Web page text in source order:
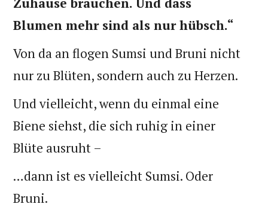
Blumen mehr sind als nur hübsch.“
Von da an flogen Sumsi und Bruni nicht
nur zu Blüten, sondern auch zu Herzen.
Und vielleicht, wenn du einmal eine
Biene siehst, die sich ruhig in einer
Blüte ausruht –
…dann ist es vielleicht Sumsi. Oder
Bruni.